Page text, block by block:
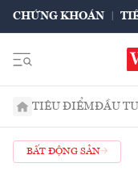
CHỨNG KHOÁN
TIÊU ĐIỂMĐẦU TƯ
BẤT ĐỘNG SẢN